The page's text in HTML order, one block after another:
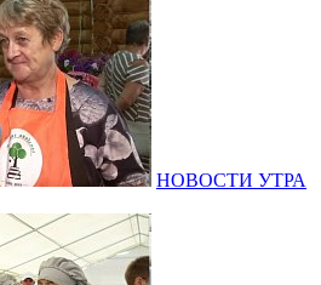
НОВОСТИ УТРА